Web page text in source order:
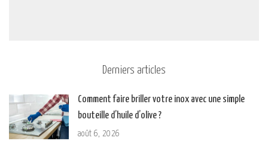
Derniers articles
Comment faire briller votre inox avec une simple
bouteille d’huile d’olive ?
août 6, 2026